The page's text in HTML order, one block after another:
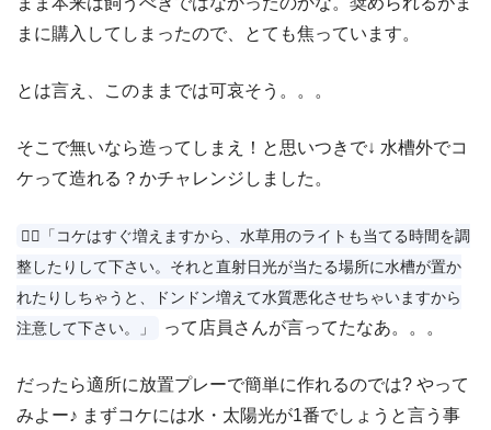
まに購入してしまったので、とても焦っています。
とは言え、このままでは可哀そう。。。
そこで無いなら造ってしまえ！と思いつきで↓ 水槽外でコ
ケって造れる？かチャレンジしました。
👨‍⚕️「コケはすぐ増えますから、水草用のライトも当てる時間を調
整したりして下さい。それと直射日光が当たる場所に水槽が置か
れたりしちゃうと、ドンドン増えて水質悪化させちゃいますから
注意して下さい。」
って店員さんが言ってたなあ。。。
だったら適所に放置プレーで簡単に作れるのでは? やって
みよー♪ まずコケには水・太陽光が1番でしょうと言う事